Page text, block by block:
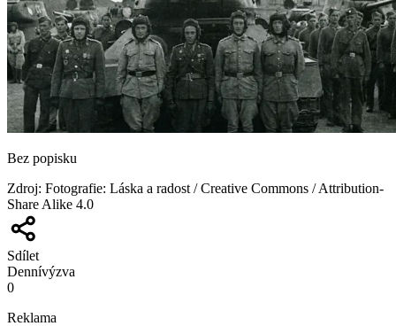
Bez popisku
Zdroj: Fotografie: Láska a radost / Creative Commons / Attribution-
Share Alike 4.0
Sdílet
Dennívýzva
0
Reklama